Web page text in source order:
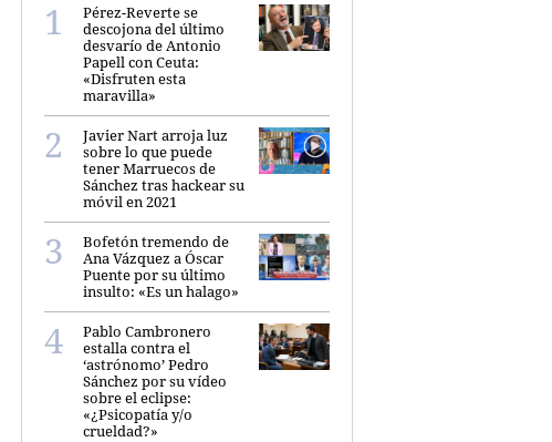
Pérez-Reverte se
descojona del último
desvarío de Antonio
Papell con Ceuta:
«Disfruten esta
maravilla»
Javier Nart arroja luz
sobre lo que puede
tener Marruecos de
Sánchez tras hackear su
móvil en 2021
Bofetón tremendo de
Ana Vázquez a Óscar
Puente por su último
insulto: «Es un halago»
Pablo Cambronero
estalla contra el
‘astrónomo’ Pedro
Sánchez por su vídeo
sobre el eclipse:
«¿Psicopatía y/o
crueldad?»